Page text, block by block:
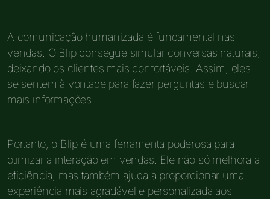
A comunicação humanizada é fundamental nas
vendas. O Blip consegue simular conversas naturais,
deixando os clientes mais confortáveis. Assim, eles
se sentem à vontade para fazer perguntas e buscar
mais informações.
Portanto, o Blip é uma ferramenta poderosa para
otimizar a interação em vendas. Ele não só melhora a
eficiência, mas também ajuda a proporcionar uma
experiência mais agradável e personalizada aos